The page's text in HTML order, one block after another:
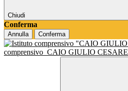
Chiudi
Conferma
Annulla Conferma
comprensivo CAIO GIULIO CESARE